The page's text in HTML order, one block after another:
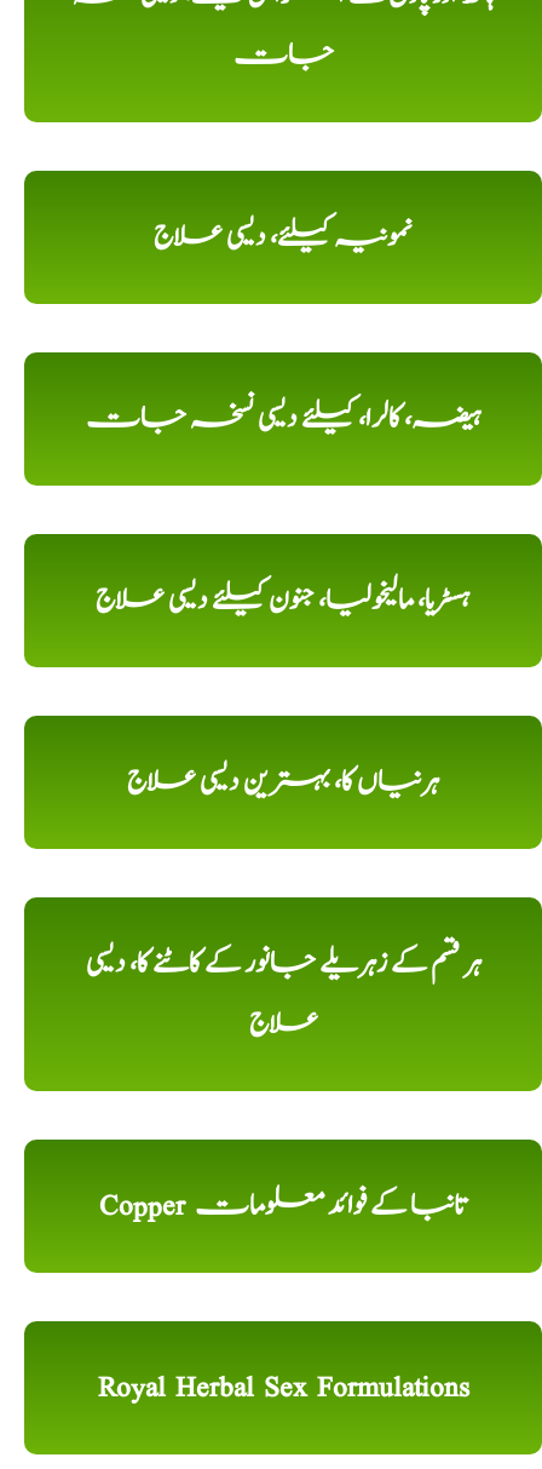
جات
نمونیہ کیلئے، دیسی علاج
ہیضہ، کالرا، کیلئے دیسی نسخہ جات
ہسٹریا، مالیخولیا، جنون کیلئے دیسی علاج
ہرنیاں کا، بہترین دیسی علاج
ہر قسم کے زہریلے جانور کے کاٹنے کا، دیسی
علاج
Copper تانبا کے فوائد معلومات
Royal Herbal Sex Formulations